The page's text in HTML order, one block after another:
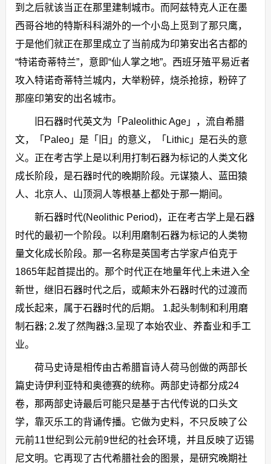
到之后就该当正在那里建制城市。而阿兹特克人正在墨
西哥谷地的特斯科科湖外的一个小岛上觅到了那只鹰，
于是他们就正在那里成立了当前成为印第安出名古都的
“特诺奇蒂特兰”，意即“仙人掌之地”。西班牙殖平易近者
攻入特诺奇蒂特兰城内，大举粉碎，烧杀抢掠，粉碎了
那座印第安的出名城市。
旧石器时代英文为「Paleolithic Age」，流自希腊
文，「Paleo」是「旧」的意义，「Lithic」是石头的意
义。正在考古学上是以利用打制石器为标记的人类文化
成长阶段，是石器时代的晚期阶段。元谋猿人、蓝田猿
人、北京人、山顶洞人等根基上都处于那一期间。
新石器时代(Neolithic Period)，正在考古学上是石器
时代的最初一个阶段。以利用磨制石器为标记的人类物
量文化成长阶段。那一名称是英国考古学家卢伯克于
1865年起首提出的。那个时代正在地量年代上未进入全
新世，继旧石器时代之后，或颠末外石器时代的过渡而
成长起来，属于石器时代的后期。 1.起头制制和利用磨
制石器; 2.发了然陶器;3.呈现了本始农业、养畜业和手工
业。
荷马史诗是相传由古希腊盲诗人荷马创做的两部长
篇史诗伊利亚特和奥德赛的统称。两部史诗都分成24
卷，那两部史诗最后可能只是基于古代传说的口头文
学，靠灭乐工的背诵传播。它做为史料，不只反映了公
元前11世纪到公元前9世纪的社会环境，并且反映了迈锡
尼文明。它再现了古代希腊社会的图景，是研究晚期社